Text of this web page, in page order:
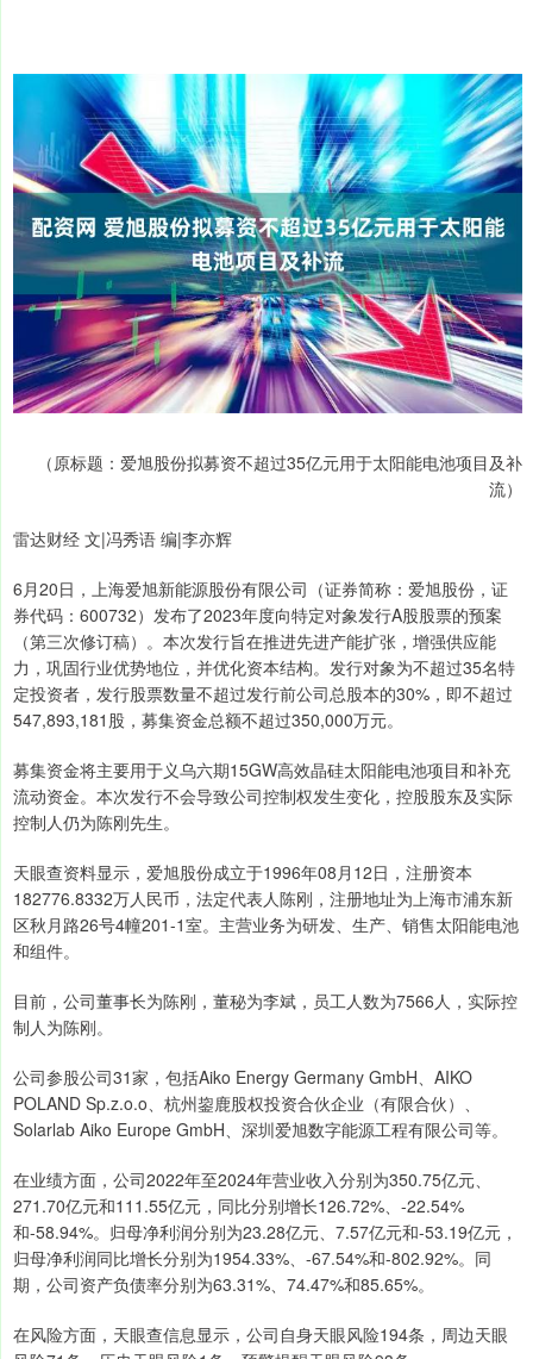
（原标题：爱旭股份拟募资不超过35亿元用于太阳能电池项目及补
流）
雷达财经 文|冯秀语 编|李亦辉
6月20日，上海爱旭新能源股份有限公司（证券简称：爱旭股份，证
券代码：600732）发布了2023年度向特定对象发行A股股票的预案
（第三次修订稿）。本次发行旨在推进先进产能扩张，增强供应能
力，巩固行业优势地位，并优化资本结构。发行对象为不超过35名特
定投资者，发行股票数量不超过发行前公司总股本的30%，即不超过
547,893,181股，募集资金总额不超过350,000万元。
募集资金将主要用于义乌六期15GW高效晶硅太阳能电池项目和补充
流动资金。本次发行不会导致公司控制权发生变化，控股股东及实际
控制人仍为陈刚先生。
天眼查资料显示，爱旭股份成立于1996年08月12日，注册资本
182776.8332万人民币，法定代表人陈刚，注册地址为上海市浦东新
区秋月路26号4幢201-1室。主营业务为研发、生产、销售太阳能电池
和组件。
目前，公司董事长为陈刚，董秘为李斌，员工人数为7566人，实际控
制人为陈刚。
公司参股公司31家，包括Aiko Energy Germany GmbH、AIKO
POLAND Sp.z.o.o、杭州鋆鹿股权投资合伙企业（有限合伙）、
Solarlab Aiko Europe GmbH、深圳爱旭数字能源工程有限公司等。
在业绩方面，公司2022年至2024年营业收入分别为350.75亿元、
271.70亿元和111.55亿元，同比分别增长126.72%、-22.54%
和-58.94%。归母净利润分别为23.28亿元、7.57亿元和-53.19亿元，
归母净利润同比增长分别为1954.33%、-67.54%和-802.92%。同
期，公司资产负债率分别为63.31%、74.47%和85.65%。
在风险方面，天眼查信息显示，公司自身天眼风险194条，周边天眼